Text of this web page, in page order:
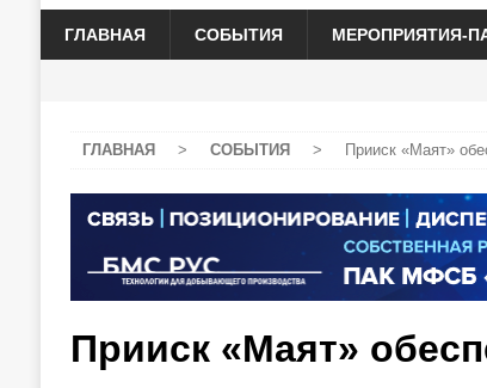
ГЛАВНАЯ СОБЫТИЯ МЕРОПРИЯТИЯ-
ГЛАВНАЯ > СОБЫТИЯ > Прииск «Маят»
Прииск «Маят»